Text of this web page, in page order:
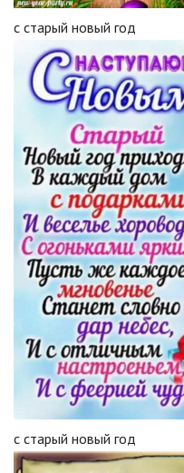
с старый новый год
с старый новый год